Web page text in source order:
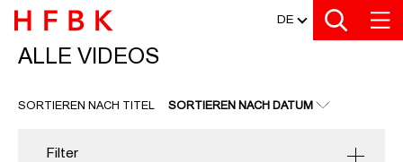
Zu den Filtern
Zur Metanavigation
Zur Hauptnavigation
Zur Suche
Zum Inhalt
Zum Seitenfuss DE
ALLE VIDEOS
ALLE VIDEOS
SORTIEREN NACH TITEL SORTIEREN NACH DATUM
Filter